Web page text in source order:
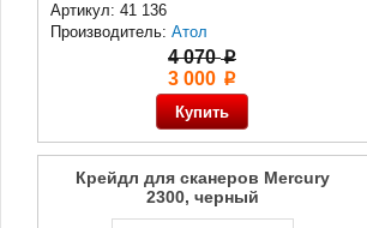
Артикул: 41 136
Производитель: Атол
4 070p
3 000 p
Крейдл для сканеров Mercury
2300, черный